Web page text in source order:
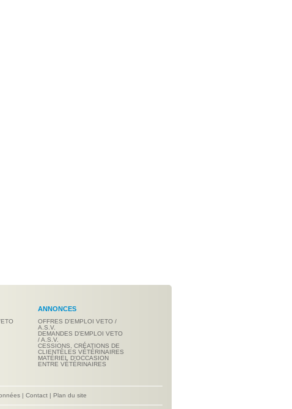
ANNONCES
OFFRES D'EMPLOI VETO /
A.S.V.
DEMANDES D'EMPLOI VETO
/ A.S.V.
CESSIONS, CRÉATIONS DE
CLIENTÈLES VÉTÉRINAIRES
MATÉRIEL D'OCCASION
ENTRE VÉTÉRINAIRES
| Contact | Plan du site